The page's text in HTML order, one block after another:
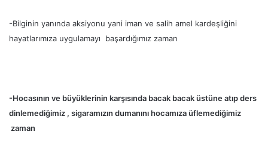
-Bilginin yanında aksiyonu yani iman ve salih amel kardeşliğini
hayatlarımıza uygulamayı başardığımız zaman
-Hocasının ve büyüklerinin karşısında bacak bacak üstüne atıp ders
dinlemediğimiz , sigaramızın dumanını hocamıza üflemediğimiz
zaman